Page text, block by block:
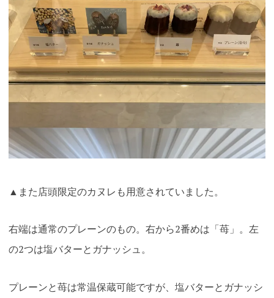
▲また店頭限定のカヌレも用意されていました。
右端は通常のプレーンのもの。右から2番めは「苺」。左
の2つは塩バターとガナッシュ。
プレーンと苺は常温保蔵可能ですが、塩バターとガナッシ